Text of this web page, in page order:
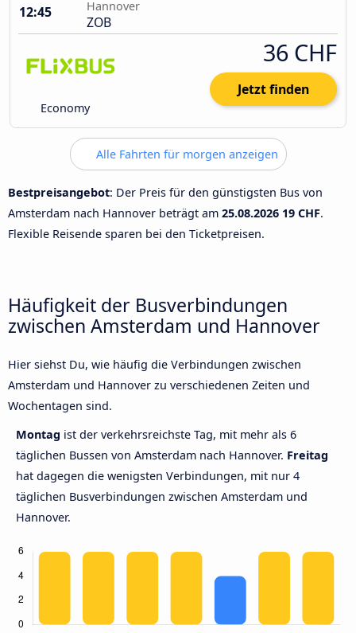
12:45
Hannover
ZOB
Economy
36 CHF
Jetzt finden
Alle Fahrten für morgen anzeigen
Bestpreisangebot: Der Preis für den günstigsten Bus von
Amsterdam nach Hannover beträgt am 25.08.2026 19 CHF.
Flexible Reisende sparen bei den Ticketpreisen.
Häufigkeit der Busverbindungen
zwischen Amsterdam und Hannover
Hier siehst Du, wie häufig die Verbindungen zwischen
Amsterdam und Hannover zu verschiedenen Zeiten und
Wochentagen sind.
Montag ist der verkehrsreichste Tag, mit mehr als 6
täglichen Bussen von Amsterdam nach Hannover. Freitag
hat dagegen die wenigsten Verbindungen, mit nur 4
täglichen Busverbindungen zwischen Amsterdam und
Hannover.